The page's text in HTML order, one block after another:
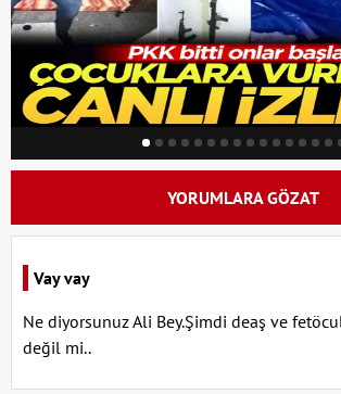
YORUMLARA GÖZAT
Vay vay
Ne diyorsunuz Ali Bey.Şimdi deaş ve
değil mi..